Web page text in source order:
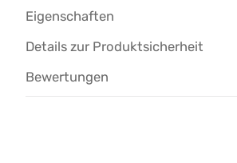
Eigenschaften
Details zur Produktsicherheit
Bewertungen